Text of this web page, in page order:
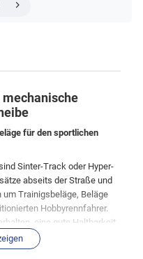
für den sportlichen
Sinter-Track oder Hyper-
abseits der Straße und
Trainigsbeläge, Beläge
Hobbyrennfahrer.
eine gute Haltbarkeit
Handkraft.